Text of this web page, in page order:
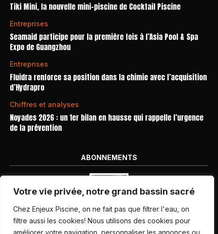
Votre vie privée, notre grand bassin sacré
Chez Enjeux Piscine, on ne fait pas que filtrer l'eau, on
filtre aussi les cookies! Nous utilisons des cookies pour
améliorer votre navigation, personnaliser les annonces ou
Tiki Mini, la nouvelle mini-piscine de Cocktail Piscine
Entreprises
Seamaid participe pour la première fois à l’Asia Pool & Spa
Expo de Guangzhou
Entreprises
Fluidra renforce sa position dans la chimie avec l’acquisition
d’Hydrapro
Chiffres et analyses
Noyades 2026 : un 1er bilan en hausse qui rappelle l’urgence
de la prévention
ABONNEMENTS